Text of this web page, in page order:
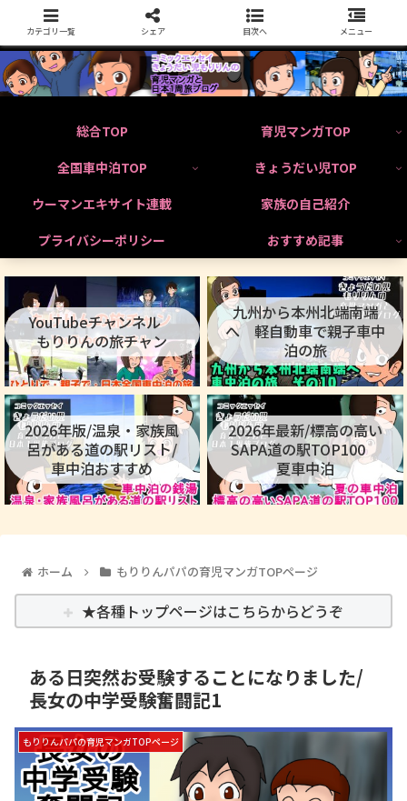
総合TOP
育児マンガTOP
全国車中泊TOP
きょうだい児TOP
ウーマンエキサイト連載
家族の自己紹介
プライバシーポリシー
おすすめ記事
YouTubeチャンネル
もりりんの旅チャン
九州から本州北端南端
へ 軽自動車で親子車中
泊の旅
2026年版/温泉・家族風
呂がある道の駅リスト/
車中泊おすすめ
2026年最新/標高の高い
SAPA道の駅TOP100
夏車中泊
ホーム もりりんパパの育児マンガTOPページ
★各種トップページはこちらからどうぞ
ある日突然お受験することになりました/
長女の中学受験奮闘記1
もりりんパパの育児マンガTOPページ
カテゴリ一覧 シェア 目次へ メニュー